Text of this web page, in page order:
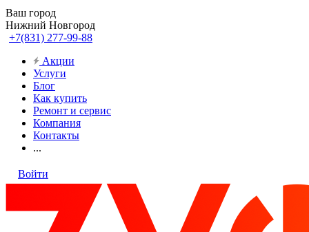
Ваш город
Нижний Новгород
+7(831) 277-99-88
Акции
Услуги
Блог
Как купить
Ремонт и сервис
Компания
Контакты
...
Войти